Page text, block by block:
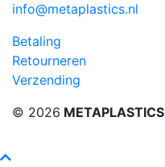
info@metaplastics.nl
Betaling
Retourneren
Verzending
© 2026 METAPLASTICS